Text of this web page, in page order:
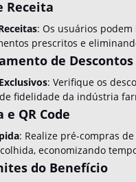
Receita
: Os usuários
prescritos e
de Descontos
: Verifique os
fidelidade da indústria
e QR Code
: Realize pré-compras
economizando
do Benefício